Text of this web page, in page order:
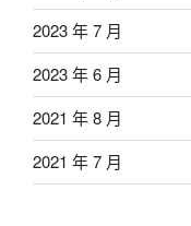
2023 年 7 月
2023 年 6 月
2021 年 8 月
2021 年 7 月